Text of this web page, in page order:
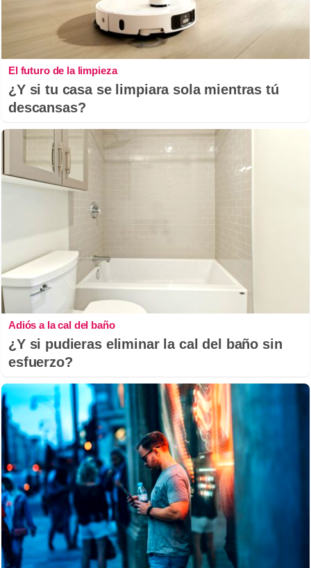
El futuro de la limpieza
¿Y si tu casa se limpiara sola mientras tú
descansas?
Adiós a la cal del baño
¿Y si pudieras eliminar la cal del baño sin
esfuerzo?